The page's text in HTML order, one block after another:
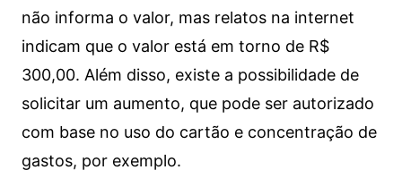
não informa o valor, mas relatos na internet
indicam que o valor está em torno de R$
300,00. Além disso, existe a possibilidade de
solicitar um aumento, que pode ser autorizado
com base no uso do cartão e concentração de
gastos, por exemplo.